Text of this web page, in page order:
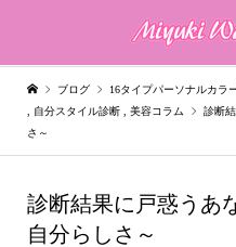
ブログ 16タイプパーソナルカラ
自分スタイル診断 美容コラム
診断
さ～
診断結果に戸惑うあ
自分らしさ～